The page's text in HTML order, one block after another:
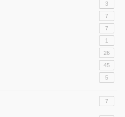
3
7
7
1
26
45
5
7